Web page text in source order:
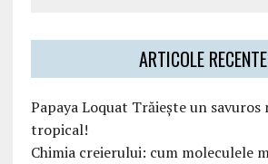
ARTICOLE RECENTE
Papaya Loquat Trăiește un savuros
tropical!
Chimia creierului: cum moleculele